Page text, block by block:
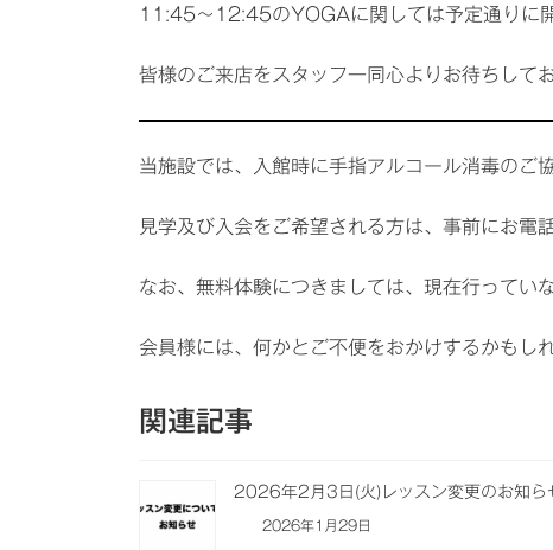
11:45～12:45のYOGAに関しては予定通りに
皆様のご来店をスタッフ一同心よりお待ちしてお
当施設では、入館時に手指アルコール消毒のご
見学及び入会をご希望される方は、事前にお電
なお、無料体験につきましては、現在行ってい
会員様には、何かとご不便をおかけするかもし
関連記事
2026年2月3日(火)レッスン変更のお知ら
2026年1月29日